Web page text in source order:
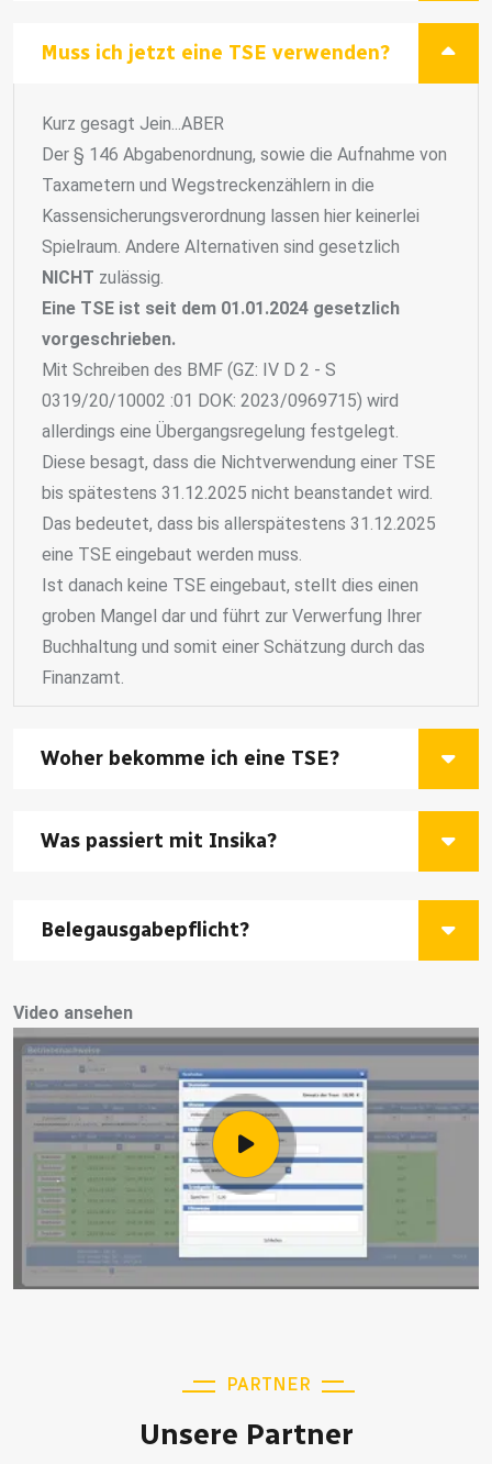
Muss ich jetzt eine TSE verwenden?
Kurz gesagt Jein...ABER
Der § 146 Abgabenordnung, sowie die Aufnahme von
Taxametern und Wegstreckenzählern in die
Kassensicherungsverordnung lassen hier keinerlei
Spielraum. Andere Alternativen sind gesetzlich
NICHT zulässig.
Eine TSE ist seit dem 01.01.2024 gesetzlich
vorgeschrieben.
Mit Schreiben des BMF (GZ: IV D 2 - S
0319/20/10002 :01 DOK: 2023/0969715) wird
allerdings eine Übergangsregelung festgelegt.
Diese besagt, dass die Nichtverwendung einer TSE
bis spätestens 31.12.2025 nicht beanstandet wird.
Das bedeutet, dass bis allerspätestens 31.12.2025
eine TSE eingebaut werden muss.
Ist danach keine TSE eingebaut, stellt dies einen
groben Mangel dar und führt zur Verwerfung Ihrer
Buchhaltung und somit einer Schätzung durch das
Finanzamt.
Woher bekomme ich eine TSE?
Was passiert mit Insika?
Belegausgabepflicht?
Video ansehen
PARTNER
Unsere Partner